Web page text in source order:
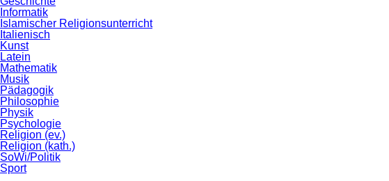
Informatik
Islamischer Religionsunterricht
Italienisch
Kunst
Latein
Mathematik
Musik
Pädagogik
Philosophie
Physik
Psychologie
Religion (ev.)
Religion (kath.)
SoWi/Politik
Sport